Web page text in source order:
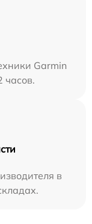
Garmin
часов.
в